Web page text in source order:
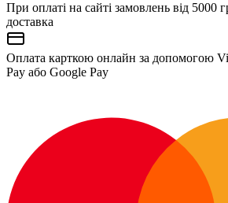
При оплаті на сайті замовлень від 5000
доставка
Оплата карткою онлайн за допомогою
Pay або Google Pay